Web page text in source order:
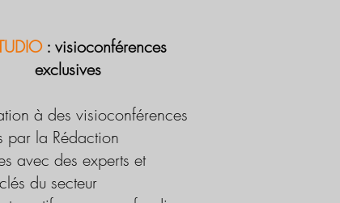
: visioconférences
exclusives
à des visioconférences
par la Rédaction
avec des experts et
du secteur